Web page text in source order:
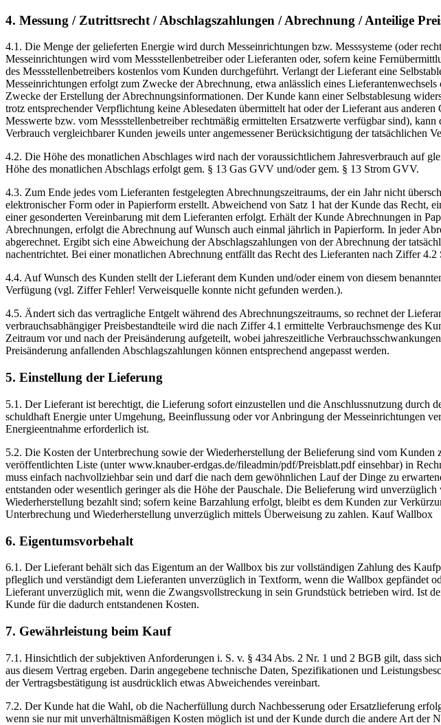
4. Messung / Zutrittsrecht / Abschlagszahlungen / Abrechnung / Anteilige
4.1. Die Menge der gelieferten Energie wird durch Messeinrichtungen bzw. Messsysteme (oder
Messeinrichtungen wird vom Messstellenbetreiber oder Lieferanten oder, sofern keine
des Messstellenbetreibers kostenlos vom Kunden durchgeführt. Verlangt der Lieferant eine
Messeinrichtungen erfolgt zum Zwecke der Abrechnung, etwa anlässlich eines
Zwecke der Erstellung der Abrechnungsinformationen. Der Kunde kann einer Selbstablesung
trotz entsprechender Verpflichtung keine Ablesedaten übermittelt hat oder der Lieferant aus
Messwerte bzw. vom Messstellenbetreiber rechtmäßig ermittelten Ersatzwerte verfügbar sind),
Verbrauch vergleichbarer Kunden jeweils unter angemessener Berücksichtigung der tatsächlichen
4.2. Die Höhe des monatlichen Abschlages wird nach der voraussichtlichem Jahresverbrauch auf
Höhe des monatlichen Abschlags erfolgt gem. § 13 Gas GVV und/oder gem. § 13 Strom GVV.
4.3. Zum Ende jedes vom Lieferanten festgelegten Abrechnungszeitraums, der ein Jahr nicht
elektronischer Form oder in Papierform erstellt. Abweichend von Satz 1 hat der Kunde das
einer gesonderten Vereinbarung mit dem Lieferanten erfolgt. Erhält der Kunde Abrechnungen in
Abrechnungen, erfolgt die Abrechnung auf Wunsch auch einmal jährlich in Papierform. In jeder
abgerechnet. Ergibt sich eine Abweichung der Abschlagszahlungen von der Abrechnung der
nachentrichtet. Bei einer monatlichen Abrechnung entfällt das Recht des Lieferanten nach Ziffer 4.2
4.4. Auf Wunsch des Kunden stellt der Lieferant dem Kunden und/oder einem von diesem
Verfügung (vgl. Ziffer Fehler! Verweisquelle konnte nicht gefunden werden.).
4.5. Ändert sich das vertragliche Entgelt während des Abrechnungszeitraums, so rechnet der
verbrauchsabhängiger Preisbestandteile wird die nach Ziffer 4.1 ermittelte Verbrauchsmenge des
Zeitraum vor und nach der Preisänderung aufgeteilt, wobei jahreszeitliche
Preisänderung anfallenden Abschlagszahlungen können entsprechend angepasst werden.
5. Einstellung der Lieferung
5.1. Der Lieferant ist berechtigt, die Lieferung sofort einzustellen und die Anschlussnutzung durch
schuldhaft Energie unter Umgehung, Beeinflussung oder vor Anbringung der Messeinrichtungen
Energieentnahme erforderlich ist.
5.2. Die Kosten der Unterbrechung sowie der Wiederherstellung der Belieferung sind vom
veröffentlichten Liste (unter www.knauber-erdgas.de/fileadmin/pdf/Preisblatt.pdf einsehbar) in
muss einfach nachvollziehbar sein und darf die nach dem gewöhnlichen Lauf der Dinge zu
entstanden oder wesentlich geringer als die Höhe der Pauschale. Die Belieferung wird
Wiederherstellung bezahlt sind; sofern keine Barzahlung erfolgt, bleibt es dem Kunden zur
Unterbrechung und Wiederherstellung unverzüglich mittels Überweisung zu zahlen. Kauf Wallbox
6. Eigentumsvorbehalt
6.1. Der Lieferant behält sich das Eigentum an der Wallbox bis zur vollständigen Zahlung des
pfleglich und verständigt dem Lieferanten unverzüglich in Textform, wenn die Wallbox gepfändet
Lieferant unverzüglich mit, wenn die Zwangsvollstreckung in sein Grundstück betrieben wird. Ist
Kunde für die dadurch entstandenen Kosten.
7. Gewährleistung beim Kauf
7.1. Hinsichtlich der subjektiven Anforderungen i. S. v. § 434 Abs. 2 Nr. 1 und 2 BGB gilt, dass
aus diesem Vertrag ergeben. Darin angegebene technische Daten, Spezifikationen und
der Vertragsbestätigung ist ausdrücklich etwas Abweichendes vereinbart.
7.2. Der Kunde hat die Wahl, ob die Nacherfüllung durch Nachbesserung oder Ersatzlieferung
wenn sie nur mit unverhältnismäßigen Kosten möglich ist und der Kunde durch die andere Art der